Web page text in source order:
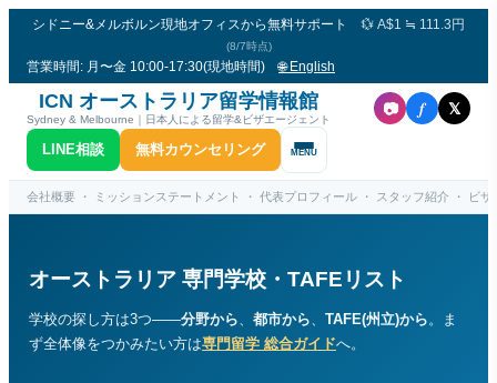
シドニー&メルボルン現地オフィスから無料サポート 💱 A$1 ≒ 111.3円
(8/7時点)
営業時間: 月〜金 10:00-17:30(現地時間)🌐 English
ICN オーストラリア留学情報館
Sydney & Melbourne｜日本人による留学&ビザエージェント
📷 f 𝕏
LINE相談 無料カウンセリング MENU
会社概要 ・ ミッションステートメント ・ 代表プロフィール ・ スタッフ紹介 ・ ビザ
オーストラリア 専門学校・TAFEリスト
学校の探し方は3つ——分野から、 都市から、 TAFE(州立)から。ま
ず全体像をつかみたい方は専門留学 総合ガイドへ。